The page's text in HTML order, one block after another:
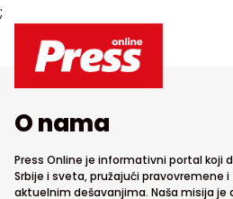
;
O nama
Press Online je informativni portal koji
Srbije i sveta, pružajući pravovremene
aktuelnim dešavanjima. Naša misija